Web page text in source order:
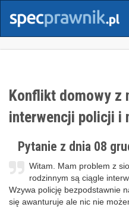
Konflikt domowy z
interwencji policji i
Pytanie z dnia 08
Witam. Mam problem z
rodzinnym są ciągle
Wzywa policję bezpodstawnie
się awanturuje ale nic nie